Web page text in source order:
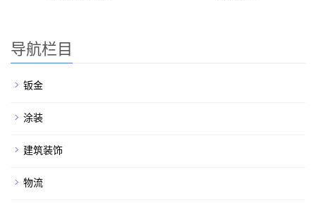
导航栏目
钣金
涂装
建筑装饰
物流